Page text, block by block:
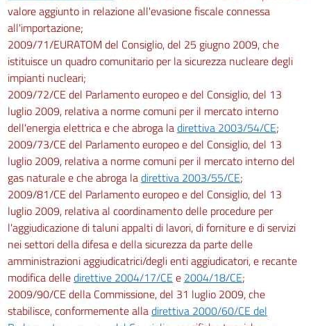
valore aggiunto in relazione all'evasione fiscale connessa
all'importazione;
2009/71/EURATOM del Consiglio, del 25 giugno 2009, che
istituisce un quadro comunitario per la sicurezza nucleare degli
impianti nucleari;
2009/72/CE del Parlamento europeo e del Consiglio, del 13
luglio 2009, relativa a norme comuni per il mercato interno
dell'energia elettrica e che abroga ladirettiva 2003/54/CE;
2009/73/CE del Parlamento europeo e del Consiglio, del 13
luglio 2009, relativa a norme comuni per il mercato interno del
gas naturale e che abroga ladirettiva 2003/55/CE;
2009/81/CE del Parlamento europeo e del Consiglio, del 13
luglio 2009, relativa al coordinamento delle procedure per
l'aggiudicazione di taluni appalti di lavori, di forniture e di servizi
nei settori della difesa e della sicurezza da parte delle
amministrazioni aggiudicatrici/degli enti aggiudicatori, e recante
modifica delledirettive 2004/17/CE e 2004/18/CE;
2009/90/CE della Commissione, del 31 luglio 2009, che
stabilisce, conformemente alladirettiva 2000/60/CE del